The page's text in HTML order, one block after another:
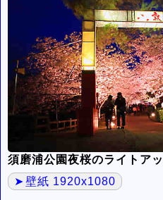
須磨浦公園夜桜のライトア
壁紙 1920x1080